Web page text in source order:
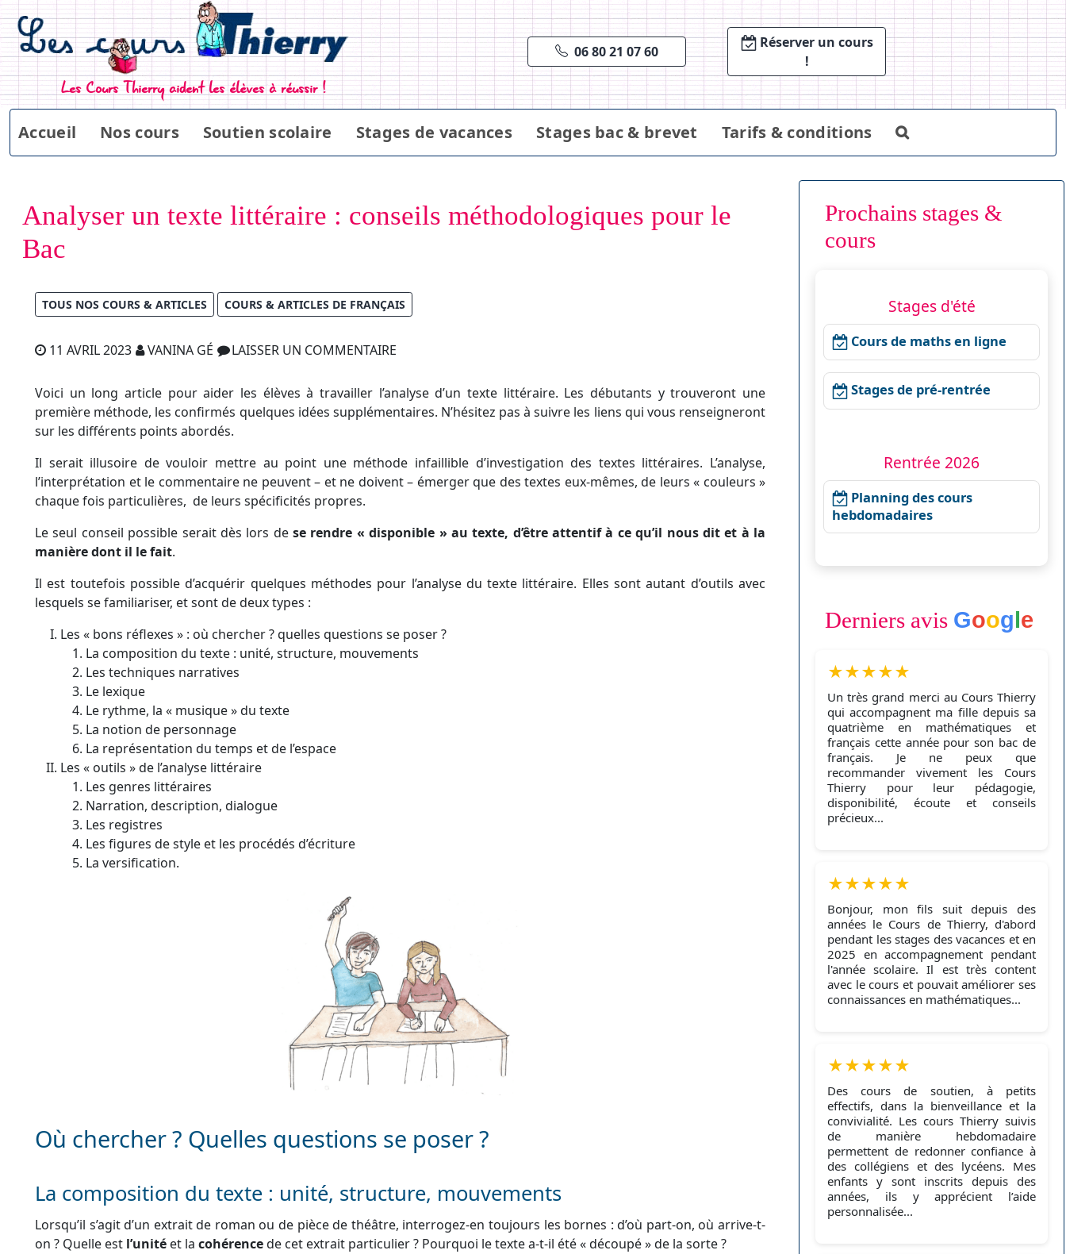
Les Cours Thierry aident les élèves à réussir !
06 80 21 07 60
Réserver un cours
!
Accueil Nos cours Soutien scolaire Stages de vacances Stages bac & brevet Tarifs & conditions
Analyser un texte littéraire : conseils méthodologiques pour le
Bac
TOUS NOS COURS & ARTICLES COURS & ARTICLES DE FRANÇAIS
11 AVRIL 2023 VANINA GÉ LAISSER UN COMMENTAIRE
Voici un long article pour aider les élèves à travailler l’analyse d’un texte littéraire. Les débutants y trouveront une
première méthode, les confirmés quelques idées supplémentaires. N’hésitez pas à suivre les liens qui vous renseigneront
sur les différents points abordés.
Il serait illusoire de vouloir mettre au point une méthode infaillible d’investigation des textes littéraires. L’analyse,
l’interprétation et le commentaire ne peuvent – et ne doivent – émerger que des textes eux-mêmes, de leurs « couleurs »
chaque fois particulières, de leurs spécificités propres.
Le seul conseil possible serait dès lors de se rendre « disponible » au texte, d’être attentif à ce qu’il nous dit et à la
manière dont il le fait.
Il est toutefois possible d’acquérir quelques méthodes pour l’analyse du texte littéraire. Elles sont autant d’outils avec
lesquels se familiariser, et sont de deux types :
Les « bons réflexes » : où chercher ? quelles questions se poser ?
La composition du texte : unité, structure, mouvements
Les techniques narratives
Le lexique
Le rythme, la « musique » du texte
La notion de personnage
La représentation du temps et de l’espace
Les « outils » de l’analyse littéraire
Les genres littéraires
Narration, description, dialogue
Les registres
Les figures de style et les procédés d’écriture
La versification.
Où chercher ? Quelles questions se poser ?
La composition du texte : unité, structure, mouvements
Lorsqu’il s’agit d’un extrait de roman ou de pièce de théâtre, interrogez-en toujours les bornes : d’où part-on, où arrive-t-
on ? Quelle est l’unité et la cohérencede cet extrait particulier ? Pourquoi le texte a-t-il été « découpé » de la sorte ?
Prochains stages &
cours
Stages d'été
Cours de maths en ligne
Stages de pré-rentrée
Rentrée 2026
Planning des cours
hebdomadaires
Derniers avis Google
★★★★★
Un très grand merci au Cours Thierry
qui accompagnent ma fille depuis sa
quatrième en mathématiques et
français cette année pour son bac de
français. Je ne peux que
recommander vivement les Cours
Thierry pour leur pédagogie,
disponibilité, écoute et conseils
précieux...
★★★★★
Bonjour, mon fils suit depuis des
années le Cours de Thierry, d'abord
pendant les stages des vacances et en
2025 en accompagnement pendant
l'année scolaire. Il est très content
avec le cours et pouvait améliorer ses
connaissances en mathématiques...
★★★★★
Des cours de soutien, à petits
effectifs, dans la bienveillance et la
convivialité. Les cours Thierry suivis
de manière hebdomadaire
permettent de redonner confiance à
des collégiens et des lycéens. Mes
enfants y sont inscrits depuis des
années, ils y apprécient l’aide
personnalisée...